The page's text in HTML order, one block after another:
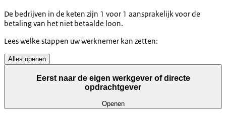
De bedrijven in de keten zijn 1 voor 1 aansprakelijk voor de
betaling van het niet betaalde loon.
Lees welke stappen uw werknemer kan zetten:
Alles openen
Eerst naar de eigen werkgever of directe
opdrachtgever
Openen